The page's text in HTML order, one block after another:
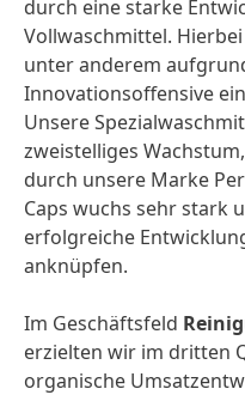
durch eine starke
Vollwasch­mittel.
unter anderem
Innovations­offensive
Unsere
zweistelliges
durch unsere Marke
Caps wuchs sehr stark
erfolgreiche
anknüpfen.
Im Geschäftsfeld
erzielten wir im dritten
organische